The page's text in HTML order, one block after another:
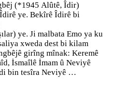
(*1945 Alûtê, Îdir)
ye. Bekîrê Îdirê bi
ye. Ji malbata Emo ya ku
xweda dest bi kilam
girîng mînak: Keremê
İsmaîlê İmam û Neviyê
bin tesîra Neviyê …